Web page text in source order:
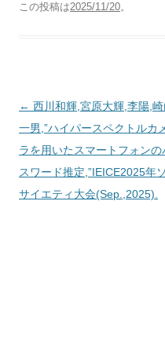
この投稿は2025/11/20。
投
稿
ナ
ビ
ゲ
← 西川和輝,宮原大輝,李陽,崎
一男,”ハイパースペクトルカ
ラを用いたスマートフォンの
スワード推定,”IEICE2025年ソ
サイエティ大会(Sep.,2025).